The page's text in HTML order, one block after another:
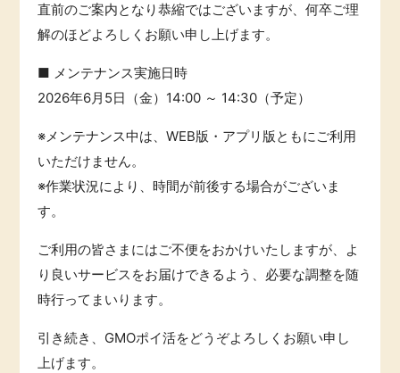
無料
即日還元
アンケート
ゲーム
モニター
ポイ活お得情報
クレジットカード
暮らし
買取・査定
進学・教育
美容・健康
有料サービス
直前のご案内となり恭縮ではございますが、何卒ご理
解のほどよろしくお願い申し上げます。
■ メンテナンス実施日時
2026年6月5日（金）14:00 ～ 14:30（予定）
※メンテナンス中は、WEB版・アプリ版ともにご利用
いただけません。
※作業状況により、時間が前後する場合がございま
す。
ご利用の皆さまにはご不便をおかけいたしますが、よ
り良いサービスをお届けできるよう、必要な調整を随
時行ってまいります。
引き続き、GMOポイ活をどうぞよろしくお願い申し
上げます。